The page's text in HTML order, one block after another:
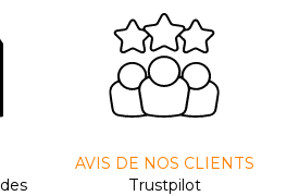
AVIS DE NOS CLIENTS
Trustpilot